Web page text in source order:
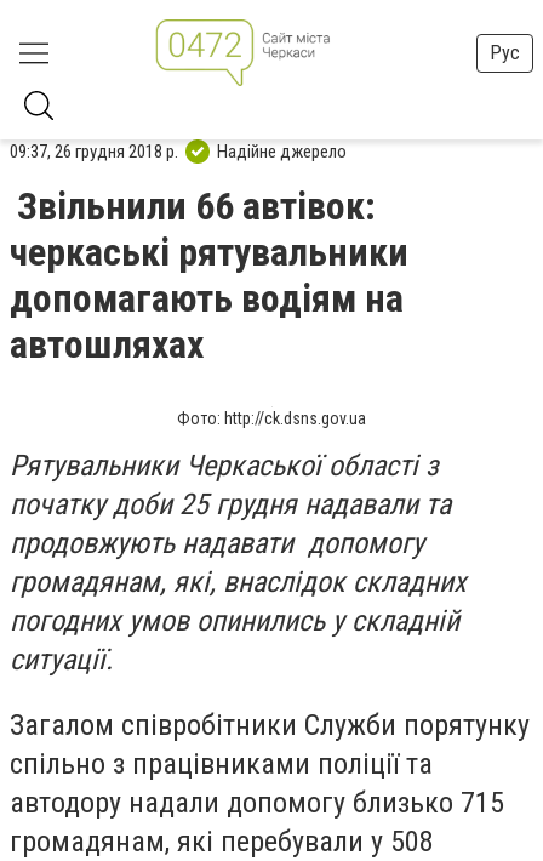
Рус
09:37, 26 грудня 2018 р. Надійне джерело
Звільнили 66 автівок:
черкаські рятувальники
допомагають водіям на
автошляхах
Фото: http://ck.dsns.gov.ua
Рятувальники Черкаської області з
початку доби 25 грудня надавали та
продовжують надавати допомогу
громадянам, які, внаслідок складних
погодних умов опинились у складній
ситуації.
Загалом співробітники Служби порятунку
спільно з працівниками поліції та
автодору надали допомогу близько 715
громадянам, які перебували у 508